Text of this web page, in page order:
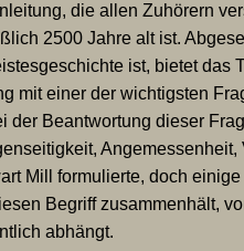
die allen Zuhörern
2500 Jahre alt ist.
ist, bietet das
mit einer der wichtigsten
der Beantwortung dieser
Angemessenheit,
Mill formulierte, doch
Begriff zusammenhält,
abhängt.